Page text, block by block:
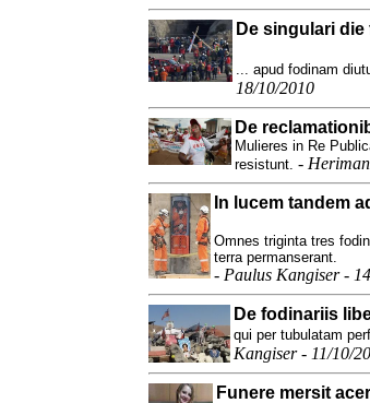
De singulari
... apud fodinam
18/10/2010
De
Mulieres in Re
resistunt. -
In lucem tandem
Omnes triginta tres
terra permanserant.
- Paulus Kangiser -
De fodinariis
qui per tubulatam
Kangiser - 11/10/
Funere mersit